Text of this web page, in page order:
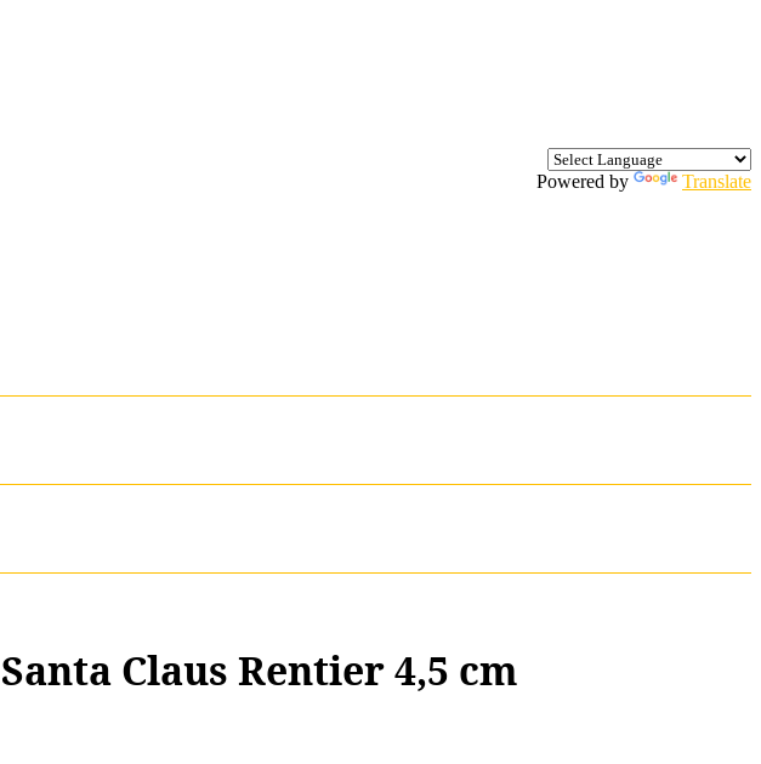
Powered by Translate
Claus Rentier 4,5 cm